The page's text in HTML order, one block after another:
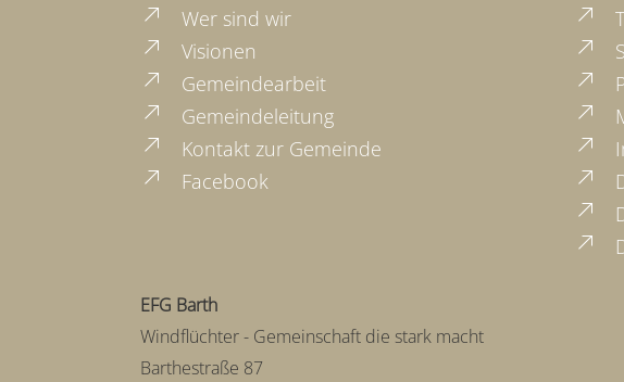
Wer sind wir
Visionen
Gemeindearbeit
Gemeindeleitung
Kontakt zur Gemeinde
Facebook
EFG Barth
Windflüchter - Gemeinschaft die stark macht
Barthestraße 87